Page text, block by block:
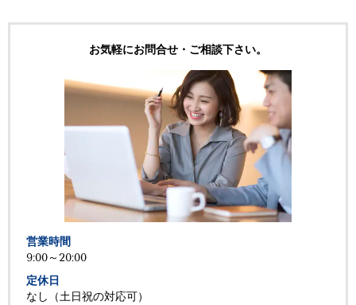
お気軽にお問合せ・ご相談下さい。
営業時間
9:00～20:00
定休日
なし（土日祝の対応可）